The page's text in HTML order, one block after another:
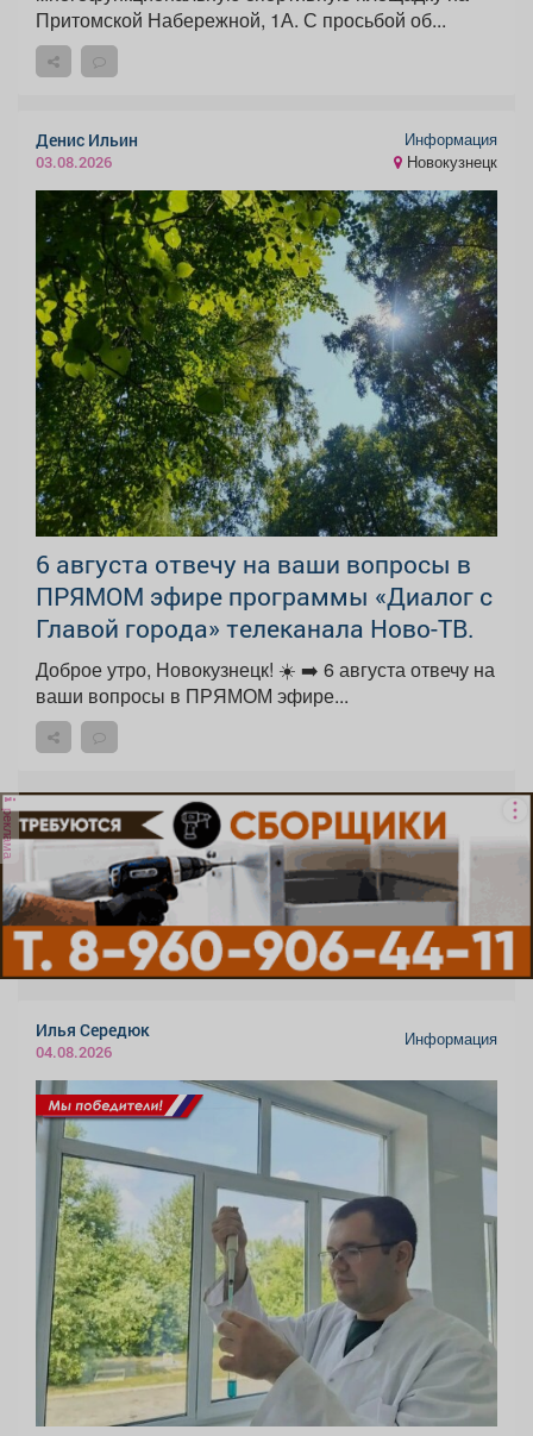
Притомской Набережной, 1А. С просьбой об...
Денис Ильин
03.08.2026
Информация
Новокузнецк
6 августа отвечу на ваши вопросы в
ПРЯМОМ эфире программы «Диалог с
Главой города» телеканала Ново-ТВ.
Доброе утро, Новокузнецк! ☀️ ➡️‌ 6 августа отвечу на
ваши вопросы в ПРЯМОМ эфире...
реклама
Илья Середюк
04.08.2026
Информация